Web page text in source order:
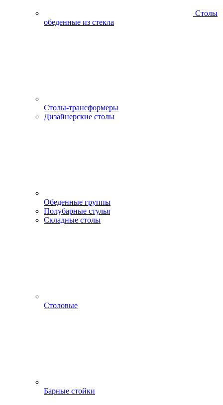
Столы
обеденные из стекла
Столы-трансформеры
Дизайнерские столы
Обеденные группы
Полубарные стулья
Складные столы
Столовые
Барные стойки